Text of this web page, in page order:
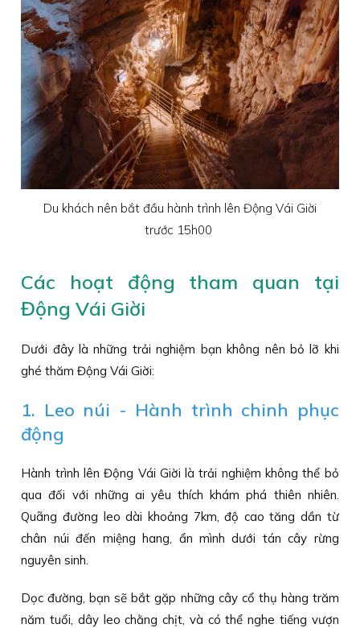
Du khách nên bắt đầu hành trình lên Động Vái Giời
trước 15h00
Các hoạt động tham quan tại
Động Vái Giời
Dưới đây là những trải nghiệm bạn không nên bỏ lỡ khi
ghé thăm Động Vái Giời:
1. Leo núi - Hành trình chinh phục
động
Hành trình lên Động Vái Giời là trải nghiệm không thể bỏ
qua đối với những ai yêu thích khám phá thiên nhiên.
Quãng đường leo dài khoảng 7km, độ cao tăng dần từ
chân núi đến miệng hang, ẩn mình dưới tán cây rừng
nguyên sinh.
Dọc đường, bạn sẽ bắt gặp những cây cổ thụ hàng trăm
năm tuổi, dây leo chằng chịt, và có thể nghe tiếng vượn